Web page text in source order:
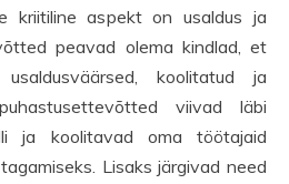
kriitiline aspekt on usaldus ja
peavad olema kindlad, et
koolitatud ja
viivad läbi
ja koolitavad oma töötajaid
Lisaks järgivad need